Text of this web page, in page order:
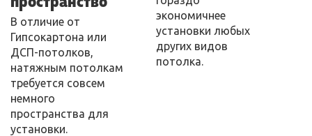
В отличие от
Гипсокартона или
ДСП-потолков,
натяжным потолкам
требуется совсем
немного
пространства для
установки.
экономичнее
установки любых
других видов
потолка.